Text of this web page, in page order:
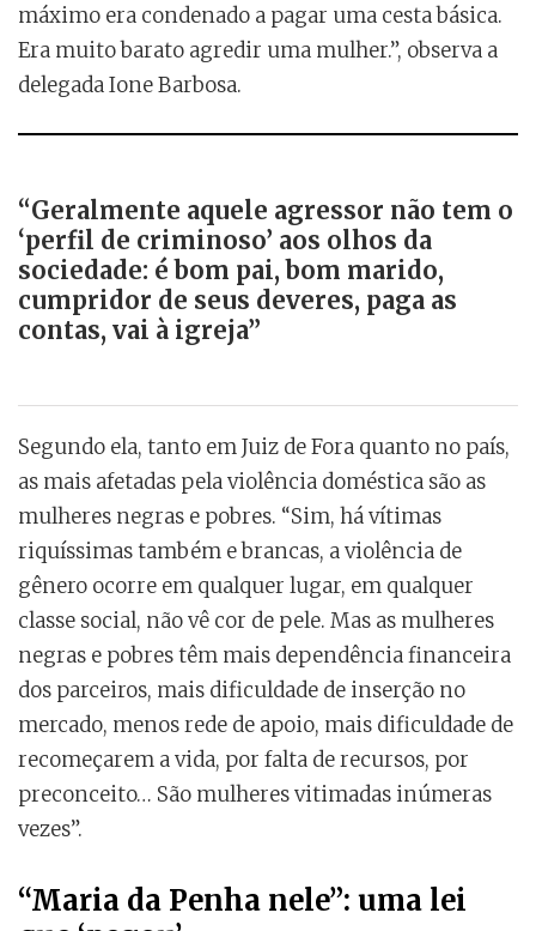
máximo era condenado a pagar uma cesta básica.
Era muito barato agredir uma mulher.”, observa a
delegada Ione Barbosa.
“Geralmente aquele agressor não tem o
‘perfil de criminoso’ aos olhos da
sociedade: é bom pai, bom marido,
cumpridor de seus deveres, paga as
contas, vai à igreja”
Segundo ela, tanto em Juiz de Fora quanto no país,
as mais afetadas pela violência doméstica são as
mulheres negras e pobres. “Sim, há vítimas
riquíssimas também e brancas, a violência de
gênero ocorre em qualquer lugar, em qualquer
classe social, não vê cor de pele. Mas as mulheres
negras e pobres têm mais dependência financeira
dos parceiros, mais dificuldade de inserção no
mercado, menos rede de apoio, mais dificuldade de
recomeçarem a vida, por falta de recursos, por
preconceito… São mulheres vitimadas inúmeras
vezes”.
“Maria da Penha nele”: uma lei